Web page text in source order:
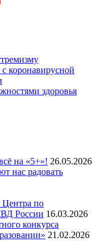
коронавирусной
здоровья
на «5+»! 26.05.2026
нас радовать
Центра по
России 16.03.2026
конкурса
21.02.2026